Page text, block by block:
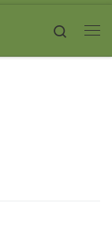
Search